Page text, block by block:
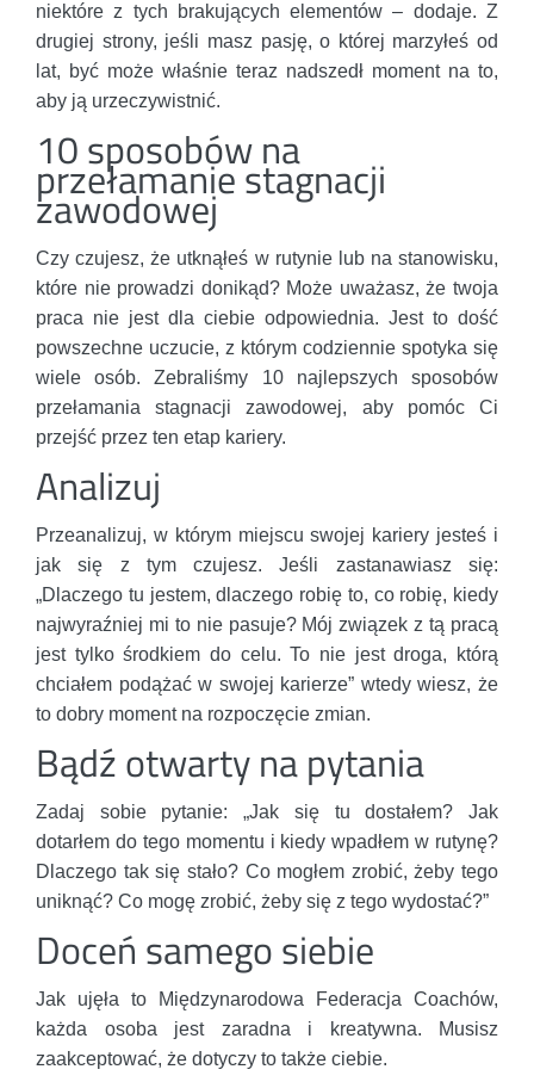
niektóre z tych brakujących elementów – dodaje. Z
drugiej strony, jeśli masz pasję, o której marzyłeś od
lat, być może właśnie teraz nadszedł moment na to,
aby ją urzeczywistnić.
10 sposobów na
przełamanie stagnacji
zawodowej
Czy czujesz, że utknąłeś w rutynie lub na stanowisku,
które nie prowadzi donikąd? Może uważasz, że twoja
praca nie jest dla ciebie odpowiednia. Jest to dość
powszechne uczucie, z którym codziennie spotyka się
wiele osób. Zebraliśmy 10 najlepszych sposobów
przełamania stagnacji zawodowej, aby pomóc Ci
przejść przez ten etap kariery.
Analizuj
Przeanalizuj, w którym miejscu swojej kariery jesteś i
jak się z tym czujesz. Jeśli zastanawiasz się:
„Dlaczego tu jestem, dlaczego robię to, co robię, kiedy
najwyraźniej mi to nie pasuje? Mój związek z tą pracą
jest tylko środkiem do celu. To nie jest droga, którą
chciałem podążać w swojej karierze” wtedy wiesz, że
to dobry moment na rozpoczęcie zmian.
Bądź otwarty na pytania
Zadaj sobie pytanie: „Jak się tu dostałem? Jak
dotarłem do tego momentu i kiedy wpadłem w rutynę?
Dlaczego tak się stało? Co mogłem zrobić, żeby tego
uniknąć? Co mogę zrobić, żeby się z tego wydostać?”
Doceń samego siebie
Jak ujęła to Międzynarodowa Federacja Coachów,
każda osoba jest zaradna i kreatywna. Musisz
zaakceptować, że dotyczy to także ciebie.